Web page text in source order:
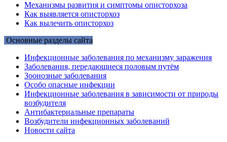
Механизмы развития и симптомы описторхоза
Как выявляется описторхоз
Как вылечить описторхоз
Основные разделы сайта
Инфекционные заболевания по механизму заражения
Заболевания, передающиеся половым путём
Зоонозные заболевания
Особо опасные инфекции
Инфекционные заболевания в зависимости от природы
возбудителя
Антибактериальные препараты
Возбудители инфекционных заболеваний
Новости сайта